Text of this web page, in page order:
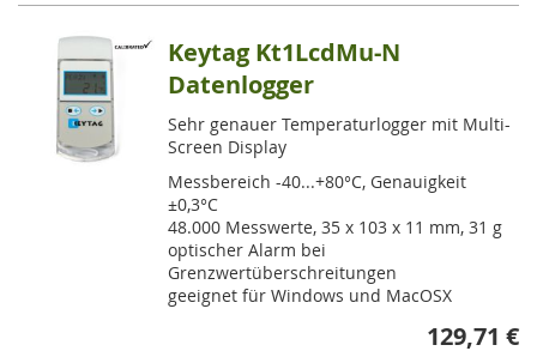
Keytag Kt1LcdMu-N
Datenlogger
Sehr genauer Temperaturlogger mit Multi-
Screen Display
Messbereich -40...+80°C, Genauigkeit
±0,3°C
48.000 Messwerte, 35 x 103 x 11 mm, 31 g
optischer Alarm bei
Grenzwertüberschreitungen
geeignet für Windows und MacOSX
129,71 €